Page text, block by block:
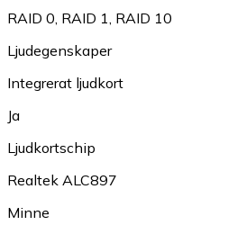
RAID 0 RAID 1 RAID 10
Ljudegenskaper
Integrerat ljudkort
Ja
Ljudkortschip
Realtek ALC897
Minne